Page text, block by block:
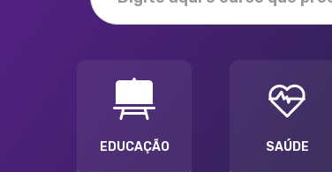
EDUCAÇÃO SAÚDE